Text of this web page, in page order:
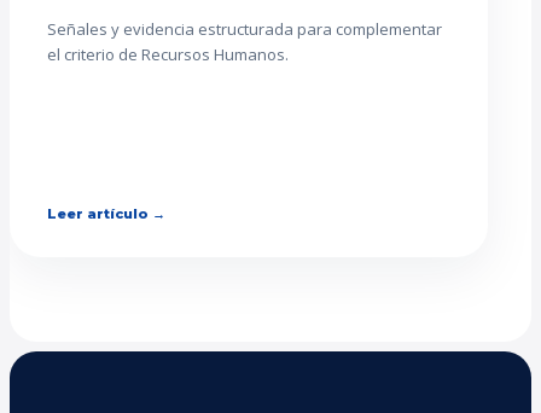
Señales y evidencia estructurada para complementar
el criterio de Recursos Humanos.
Leer artículo →